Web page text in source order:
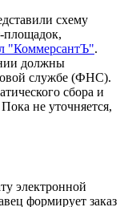
схему
площадок,
"КоммерсантЪ".
должны
службе (ФНС).
сбора и
не уточняется,
электронной
формирует заказ